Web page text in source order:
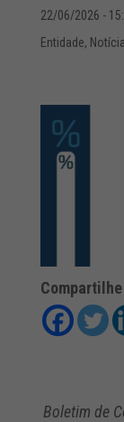
22/06/2026 -
Entidade,
Compartilhe
Boletim de